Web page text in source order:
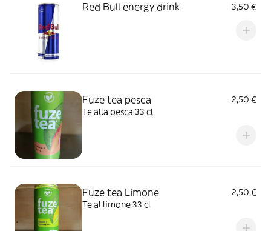
Red Bull energy drink 3,50 €
Fuze tea pesca
2,50 €
Te alla pesca 33 cl
Fuze tea Limone
2,50 €
Te al limone 33 cl